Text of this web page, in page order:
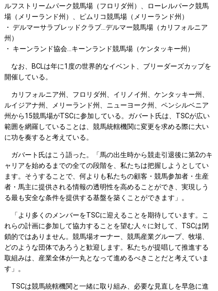
ルフストリームパーク競馬場（フロリダ州）、ローレルパーク競馬
場（メリーランド州）、ピムリコ競馬場（メリーランド州）
・ デルマーサラブレッドクラブ...デルマー競馬場（カリフォルニア
州）
・ キーンランド協会...キーンランド競馬場（ケンタッキー州）
なお、BCLは年に1度の世界的なイベント、ブリーダーズカップを
開催している。
カリフォルニア州、フロリダ州、イリノイ州、ケンタッキー州、
ルイジアナ州、メリーランド州、ニューヨーク州、ペンシルベニア
州から15競馬場がTSCに参加している。ガバート氏は、TSCが広い
範囲を網羅していることは、競馬統轄機関に変更を求める際に大い
に功を奏すると考えている。
ガバート氏はこう語った。「馬の出生時から競走引退後に第2のキ
ャリアを始めるまでの全ての段階を、私たちは把握しようとしてい
ます。そうすることで、何よりも私たちの顧客・競馬参加者・生産
者・馬主に提供される情報の透明性を高めることができ、実現しう
る最も安全な条件を提供する基盤を築くことができます」。
「より多くのメンバーをTSCに迎えることを期待しています。こ
れらの計画に参加して協力することを望む人々に対して、TSCは閉
鎖的ではありません。競馬場オーナー、競馬産業グループ、牧場、
どのような団体であろうと歓迎します。私たちが提唱して推進する
取組みは、産業全体が一丸となって進めるべきことだと考えていま
す」。
TSCは競馬統轄機関と一緒に取り組み、必要な見直しを早急に進